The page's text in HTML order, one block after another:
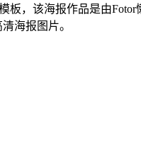
，该海报作品是由
海报图片。